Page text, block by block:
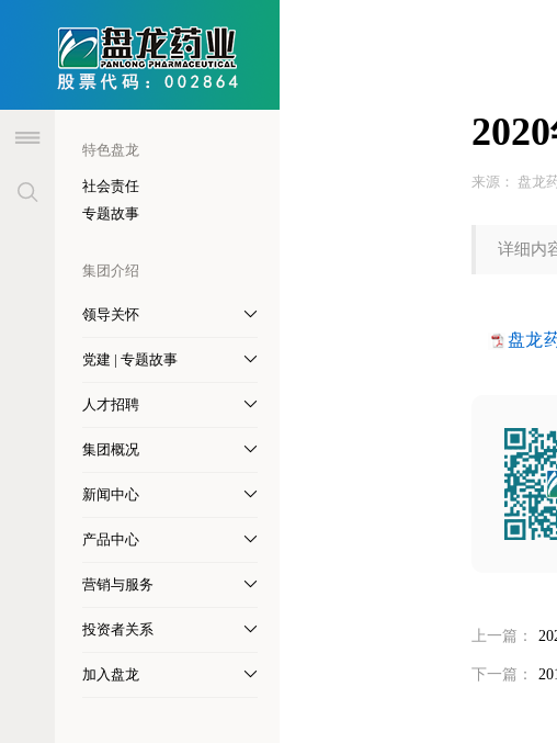
特色盘龙
社会责任
专题故事
集团介绍
领导关怀
党建 | 专题故事
人才招聘
集团概况
新闻中心
产品中心
营销与服务
投资者关系
加入盘龙
来源： 盘龙
详细内
盘龙
上一篇：
下一篇：